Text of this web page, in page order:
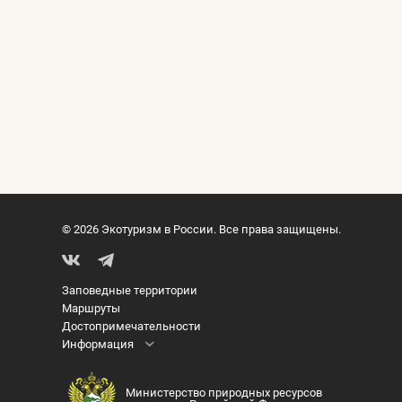
© 2026 Экотуризм в России. Все права защищены.
Заповедные территории
Маршруты
Достопримечательности
Информация
Министерство природных ресурсов